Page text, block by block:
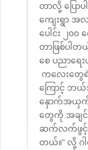
တာလို့ ပြော
ကျေးရွာ အလ
ပေါင်း ၂၀၀
တာဖြစ်ပါ
စေ ပညာရေ
ကလေးတွေရဲ့
ကြောင့် ဘယ်
နှောက်အယှက်မ
တွေကို အချင်း
ဆက်လက်ဖွင့်လှ
တယ်။” လို့ ဂါ